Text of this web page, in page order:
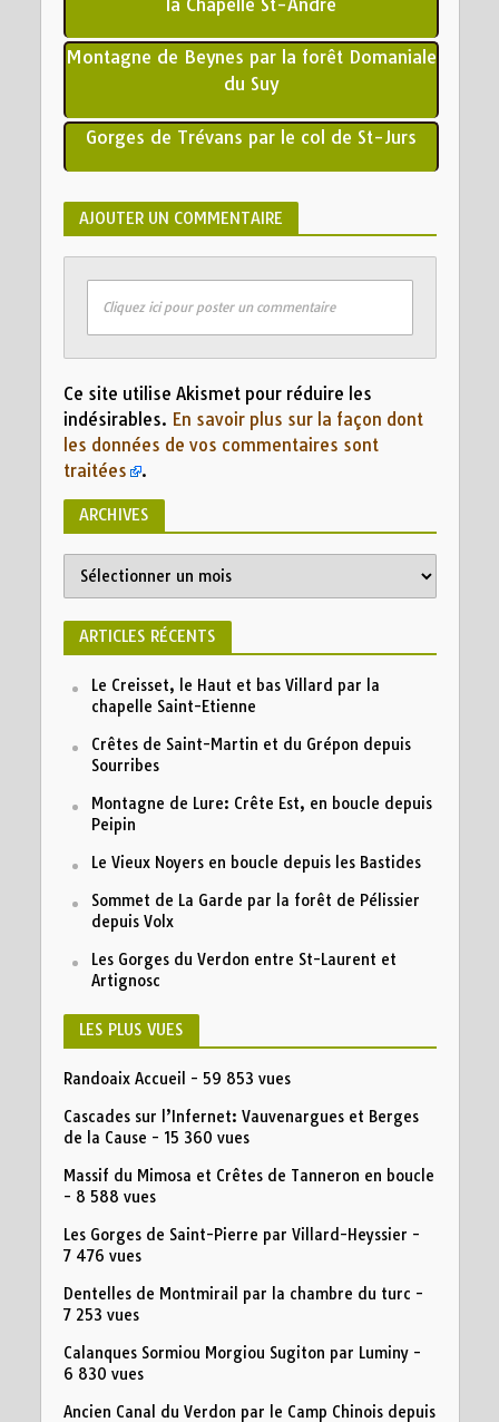
Montagne de Beynes par la forêt Domaniale
du Suy
Gorges de Trévans par le col de St-Jurs
AJOUTER UN COMMENTAIRE
Cliquez ici pour poster un commentaire
Ce site utilise Akismet pour réduire les
indésirables. En savoir plus sur la façon dont
les données de vos commentaires sont
traitées
.
ARCHIVES
ARTICLES RÉCENTS
Le Creisset, le Haut et bas Villard par la
chapelle Saint-Etienne
Crêtes de Saint-Martin et du Grépon depuis
Sourribes
Montagne de Lure: Crête Est, en boucle depuis
Peipin
Le Vieux Noyers en boucle depuis les Bastides
Sommet de La Garde par la forêt de Pélissier
depuis Volx
Les Gorges du Verdon entre St-Laurent et
Artignosc
LES PLUS VUES
Randoaix Accueil - 59 853 vues
Cascades sur l’Infernet: Vauvenargues et Berges
de la Cause - 15 360 vues
Massif du Mimosa et Crêtes de Tanneron en boucle
- 8 588 vues
Les Gorges de Saint-Pierre par Villard-Heyssier -
7 476 vues
Dentelles de Montmirail par la chambre du turc -
7 253 vues
Calanques Sormiou Morgiou Sugiton par Luminy-
6 830 vues
Ancien Canal du Verdon par le Camp Chinois depuis